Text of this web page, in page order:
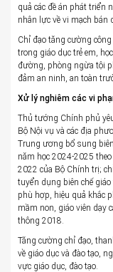
quả các đề án phát triển
nhân lực về vi mạch bán
Chỉ đạo tăng cường
trong giáo dục trẻ em,
đường, phòng ngừa tội
đảm an ninh, an toàn
Xử lý nghiêm các vi
Thủ tướng Chính phủ
Bộ Nội vụ và các địa
Trung ương bổ sung
năm học 2024-2025
2022 của Bộ Chính trị;
tuyển dụng biên chế
phù hợp, hiệu quả khắc
mầm non, giáo viên dạy
thông 2018.
Tăng cường chỉ đạo,
về giáo dục và đào tạo,
vực giáo dục, đào tạo.